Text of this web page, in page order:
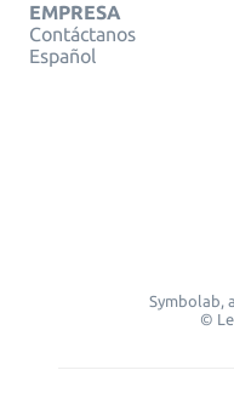
EMPRESA
Contáctanos
Español
Symbolab,
©